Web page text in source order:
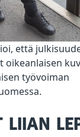
että
oikeanlaisen
työvoiman
LIIAN